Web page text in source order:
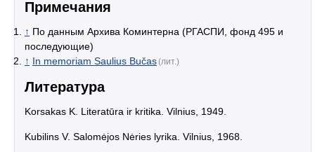
Примечания
↑ По данным Архива Коминтерна (РГАСПИ, фонд 495 и
последующие)
↑ In memoriam Saulius Bučas(лит.)
Литература
Korsakas K. Literatūra ir kritika. Vilnius, 1949.
Kubilins V. Salomėjos Nėries lyrika. Vilnius, 1968.